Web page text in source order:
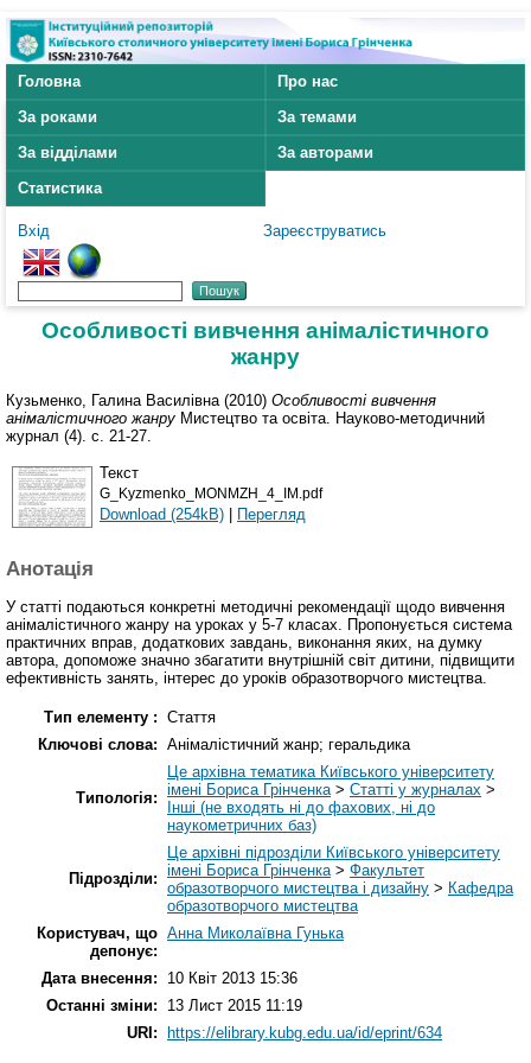
Головна
Про нас
За роками
За темами
За відділами
За авторами
Статистика
Вхід Зареєструватись
Особливості вивчення анімалістичного
жанру
Кузьменко, Галина Василівна (2010) Особливості вивчення
анімалістичного жанру Мистецтво та освіта. Науково-методичний
журнал (4). с. 21-27.
Текст
G_Kyzmenko_MONMZH_4_IM.pdf
Download (254kB) | Перегляд
Анотація
У статті подаються конкретні методичні рекомендації щодо вивчення
анімалістичного жанру на уроках у 5-7 класах. Пропонується система
практичних вправ, додаткових завдань, виконання яких, на думку
автора, допоможе значно збагатити внутрішній світ дитини, підвищити
ефективність занять, інтерес до уроків образотворчого мистецтва.
Тип елементу : Стаття
Ключові слова: Анімалістичний жанр; геральдика
Типологія:
Це архівна тематика Київського університету
імені Бориса Грінченка> Статті у журналах >
Інші (не входять ні до фахових, ні до
наукометричних баз)
Підрозділи:
Це архівні підрозділи Київського університету
імені Бориса Грінченка> Факультет
образотворчого мистецтва і дизайну > Кафедра
образотворчого мистецтва
Користувач, що
депонує:
Анна Миколаївна Гунька
Дата внесення:
10 Квіт 2013 15:36
Останні зміни:
13 Лист 2015 11:19
URI:
https://elibrary.kubg.edu.ua/id/eprint/634